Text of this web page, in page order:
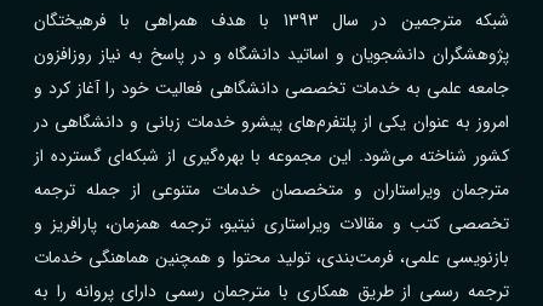
شبکه مترجمین در سال 1393 با هدف همراهی با فرهیختگان
پژوهشگران دانشجویان و اساتید دانشگاه و در پاسخ به نیاز روزافزون
جامعه علمی به خدمات تخصصی دانشگاهی فعالیت خود را آغاز کرد و
امروز به عنوان یکی از پلتفرم‌های پیشرو خدمات زبانی و دانشگاهی در
کشور شناخته می‌شود. این مجموعه با بهره‌گیری از شبکه‌ای گسترده از
مترجمان ویراستاران و متخصصان خدمات متنوعی از جمله ترجمه
تخصصی کتب و مقالات ویراستاری نیتیو، ترجمه همزمان، پارافریز و
بازنویسی علمی، فرمت‌بندی، تولید محتوا و همچنین هماهنگی خدمات
ترجمه رسمی از طریق همکاری با مترجمان رسمی دارای پروانه را به